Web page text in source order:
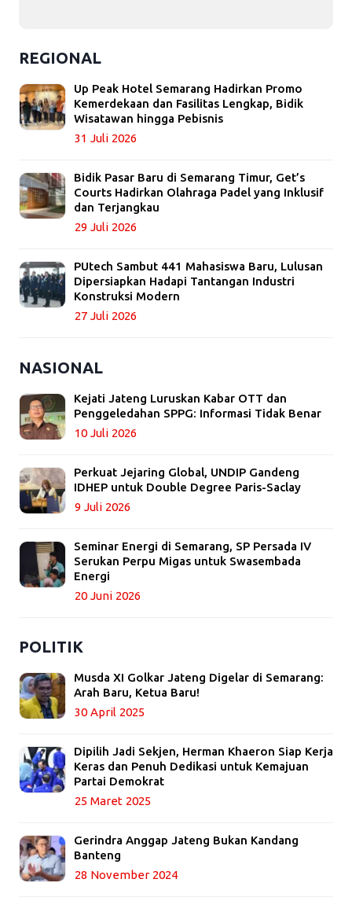
REGIONAL
Up Peak Hotel Semarang Hadirkan Promo
Kemerdekaan dan Fasilitas Lengkap, Bidik
Wisatawan hingga Pebisnis
31 Juli 2026
Bidik Pasar Baru di Semarang Timur, Get’s
Courts Hadirkan Olahraga Padel yang Inklusif
dan Terjangkau
29 Juli 2026
PUtech Sambut 441 Mahasiswa Baru, Lulusan
Dipersiapkan Hadapi Tantangan Industri
Konstruksi Modern
27 Juli 2026
NASIONAL
Kejati Jateng Luruskan Kabar OTT dan
Penggeledahan SPPG: Informasi Tidak Benar
10 Juli 2026
Perkuat Jejaring Global, UNDIP Gandeng
IDHEP untuk Double Degree Paris-Saclay
9 Juli 2026
Seminar Energi di Semarang, SP Persada IV
Serukan Perpu Migas untuk Swasembada
Energi
20 Juni 2026
POLITIK
Musda XI Golkar Jateng Digelar di Semarang:
Arah Baru, Ketua Baru!
30 April 2025
Dipilih Jadi Sekjen, Herman Khaeron Siap Kerja
Keras dan Penuh Dedikasi untuk Kemajuan
Partai Demokrat
25 Maret 2025
Gerindra Anggap Jateng Bukan Kandang
Banteng
28 November 2024